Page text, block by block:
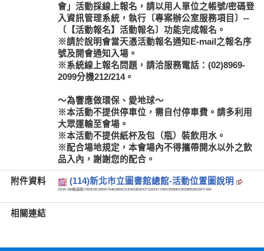
會」活動採線上報名，請以用人單位之帳號/密碼登
入資訊管理系統，執行〔專案辦公室服務項目〕--
〔【活動報名】活動報名〕功能完成報名。
※請於說明會當天憑活動報名通知E-mail之報名序
號及開會通知入場。
※系統線上報名問題，請洽服務電話：(02)8969-
2099分機212/214。
～為響應做環保、愛地球～
※本活動不提供停車位，需自付停車費。請多利用
大眾運輸至會場。
※本活動不提供紙杯及包（瓶）裝飲用水。
※配合場地規定，本會場內不得攜帶開水以外之飲
品入內，謝謝您的配合。
附件資料 (114)新北市立圖書館總館-活動位置圖說明
(SHA-256驗證碼)7053D2E3392A754618B91213AB1802DCF1DDDC729ACB059012B53BB2B1BFF43A
相關連結